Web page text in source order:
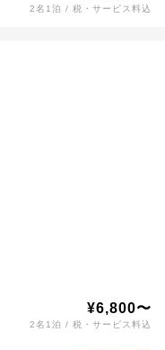
2名1泊 / 税・サービス料込
¥6,800〜
2名1泊 / 税・サービス料込